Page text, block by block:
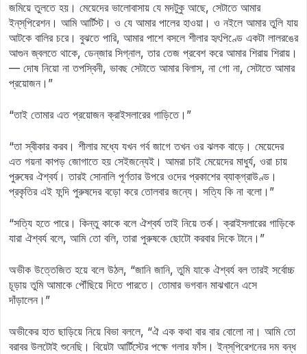
জমিয়ে তুলতে হয়। মেয়েদের ভালোবাসায় যে মদটুকু আছে, সেটাতে আমার
ইন্‌স্‌পিরেশন। আমি আর্টিস্ট। ও যে আমার পালের হাওয়া। ও নইলে আমার তুলি যায়
আটকে বালির চরে। বুঝতে পারি, আমার পাশে বসলে শীলার হৃৎপিণ্ডে একটা লালরঙের
আগুন জ্বলতে থাকে, ডেন্‌জার সিগ্‌নাল, তার তেজ প্রবেশ করে আমার শিরায় শিরায়।
— দোষ নিয়ো না তপস্বিনী, ভাবছ সেটাতে আমার বিলাস, না গো না, সেটাতে আমার
প্রয়োজন।”
“তাই তোমার এত প্রয়োজন ক্রাইসলারের গাড়িতে।”
“তা স্বীকার করব। শীলার মধ্যে যখন গর্ব জাগে তখন ওর ঝলক বাড়ে। মেয়েদের
এত গয়না কাপড় জোগাতে হয় সেইজন্যেই। আমরা চাই মেয়েদের মাধুর্য, ওরা চায়
পুরুষের ঐশ্বর্য। তারই সোনালি পূর্ণতার উপরে ওদের প্রকাশের ব্যাক্‌গ্রাউণ্ড।
প্রকৃতির এই ফন্দি পুরুষদের বড়ো করে তোলবার জন্যে। সত্যি কি না বলো।”
“সত্যি হতে পারে। কিন্তু কাকে বলে ঐশ্বর্য তাই নিয়ে তর্ক। ক্রাইসলারের গাড়িকে
যারা ঐশ্বর্য বলে, আমি তো বলি, তারা পুরুষকে ছোটো করবার দিকে টানে।”
অভীক উত্তেজিত হয়ে বলে উঠল, “জানি জানি, তুমি যাকে ঐশ্বর্য বল তারই সর্বোচ্চ
চূড়ায় তুমি আমাকে পৌঁছিয়ে দিতে পারতে। তোমার ভগবান মাঝখানে এসে
দাঁড়ালেন।”
অভীকের হাত ছাড়িয়ে নিয়ে বিভা বললে, “ঐ এক কথা বার বার বোলো না। আমি তো
বরাবর উলটোই শুনেছি। বিয়েটা আর্টিস্টের পক্ষে গলার ফাঁস। ইন্‌স্‌পিরেশনের দম বন্ধ